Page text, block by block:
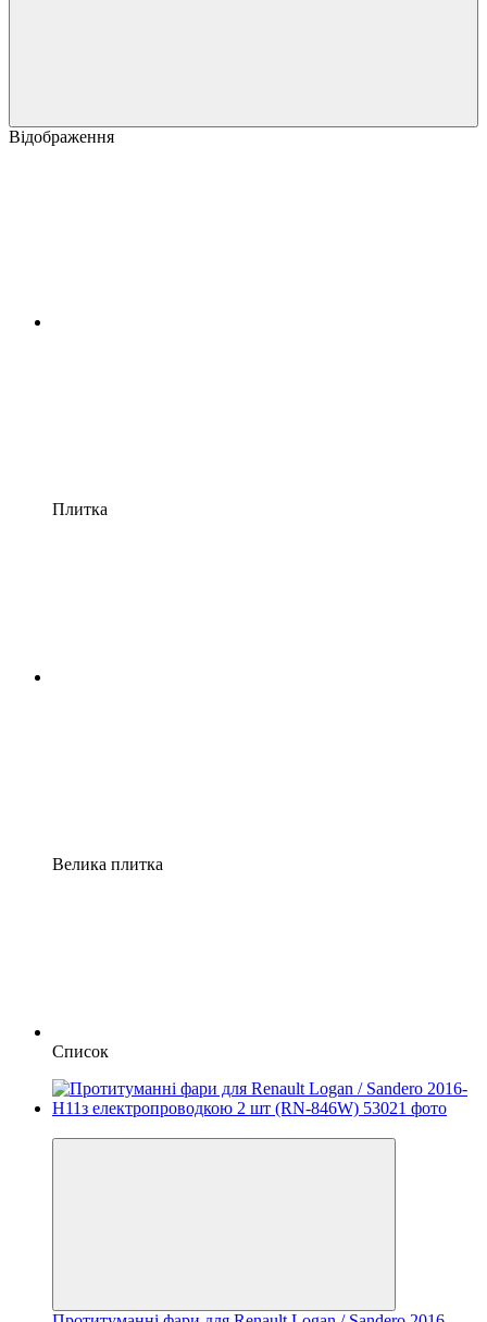
Відображення
Плитка
Велика плитка
Список